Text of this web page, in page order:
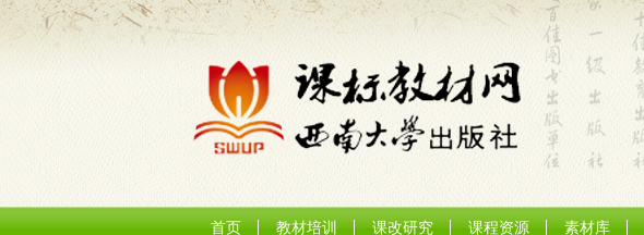
首页 教材培训 课改研究 课程资源 素材库